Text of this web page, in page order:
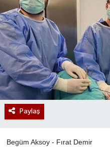
Paylaş
Begüm Aksoy - Fırat Demir